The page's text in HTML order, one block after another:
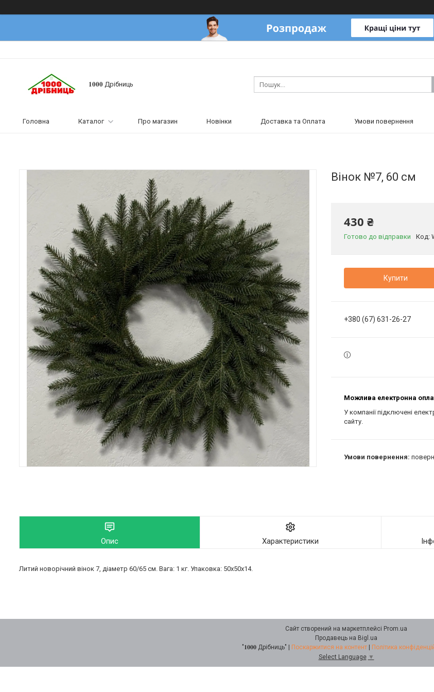
𝟏𝟎𝟎𝟎 Дрібниць
Головна Каталог Про магазин Новінки Доставка та Оплата Умови повернення
Вінок №7, 60 см
430 ₴
Готово до відправки Код:
Купити
+380 (67) 631-26-27
У компанії підключені
сайту.
Опис Характеристики
Литий новорічний вінок 7, діаметр 60/65 см. Вага: 1 кг. Упаковка: 50x50x14.
Сайт створений на маркетплейсі Prom.ua
Продавець на Bigl.ua
Поскаржитися на контент
Політика
Select Language ▼